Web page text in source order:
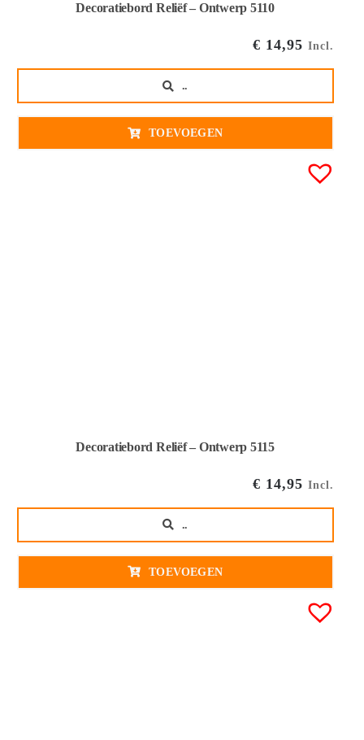
Decoratiebord Reliëf – Ontwerp 5110
€ 14,95 Incl.
..
TOEVOEGEN
Decoratiebord Reliëf – Ontwerp 5115
€ 14,95 Incl.
..
TOEVOEGEN